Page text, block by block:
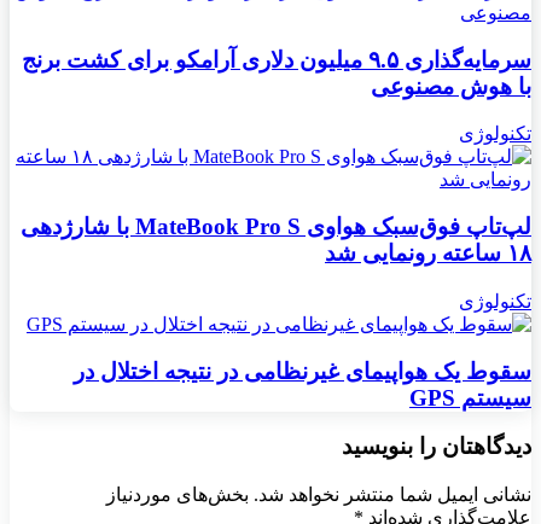
سرمایه‌گذاری ۹.۵ میلیون دلاری آرامکو برای کشت برنج
با هوش مصنوعی
تکنولوژی
لپ‌تاپ فوق‌سبک هواوی MateBook Pro S با شارژدهی
۱۸ ساعته رونمایی شد
تکنولوژی
سقوط یک هواپیمای غیرنظامی در نتیجه اختلال در
سیستم‌ GPS
دیدگاهتان را بنویسید
نشانی ایمیل شما منتشر نخواهد شد. بخش‌های موردنیاز
علامت‌گذاری شده‌اند *